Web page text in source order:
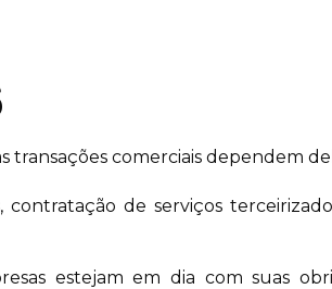
transações comerciais dependem
de serviços
estejam em dia com suas